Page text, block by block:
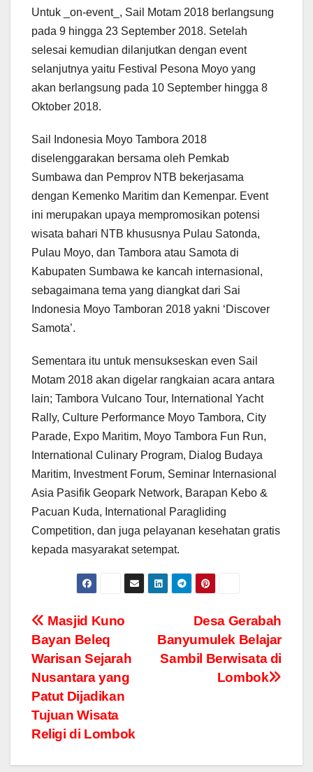
Untuk _on-event_, Sail Motam 2018 berlangsung
pada 9 hingga 23 September 2018. Setelah
selesai kemudian dilanjutkan dengan event
selanjutnya yaitu Festival Pesona Moyo yang
akan berlangsung pada 10 September hingga 8
Oktober 2018.
Sail Indonesia Moyo Tambora 2018
diselenggarakan bersama oleh Pemkab
Sumbawa dan Pemprov NTB bekerjasama
dengan Kemenko Maritim dan Kemenpar. Event
ini merupakan upaya mempromosikan potensi
wisata bahari NTB khususnya Pulau Satonda,
Pulau Moyo, dan Tambora atau Samota di
Kabupaten Sumbawa ke kancah internasional,
sebagaimana tema yang diangkat dari Sai
Indonesia Moyo Tamboran 2018 yakni ‘Discover
Samota’.
Sementara itu untuk mensukseskan even Sail
Motam 2018 akan digelar rangkaian acara antara
lain; Tambora Vulcano Tour, International Yacht
Rally, Culture Performance Moyo Tambora, City
Parade, Expo Maritim, Moyo Tambora Fun Run,
International Culinary Program, Dialog Budaya
Maritim, Investment Forum, Seminar Internasional
Asia Pasifik Geopark Network, Barapan Kebo &
Pacuan Kuda, International Paragliding
Competition, dan juga pelayanan kesehatan gratis
kepada masyarakat setempat.
Navigasi
pos
Desa Gerabah
Banyumulek Belajar
Sambil Berwisata di
Lombok
Masjid Kuno
Bayan Beleq
Warisan Sejarah
Nusantara yang
Patut Dijadikan
Tujuan Wisata
Religi di Lombok